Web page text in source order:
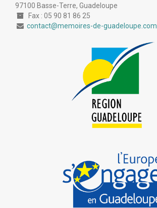
97100 Basse-Terre, Guadeloupe
Fax : 05 90 81 86 25
contact@memoires-de-guadeloupe.com